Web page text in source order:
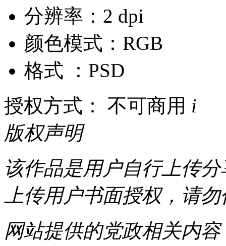
分辨率：2 dpi
颜色模式：RGB
格式 ：PSD
授权方式： 不可商用 i
版权声明
该作品是用户自行上传
上传用户书面授权，请
网站提供的党政相关内